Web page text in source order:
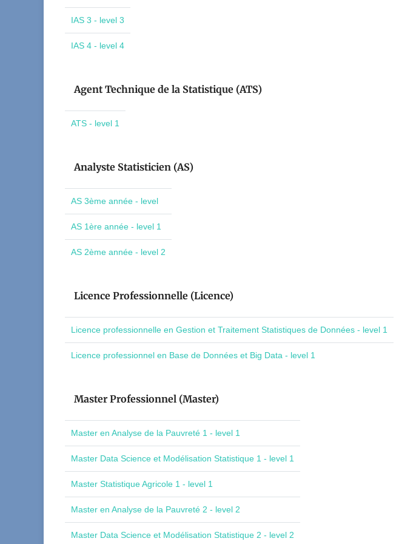
IAS 3 - level 3
IAS 4 - level 4
Agent Technique de la Statistique (ATS)
ATS - level 1
Analyste Statisticien (AS)
AS 3ème année - level
AS 1ère année - level 1
AS 2ème année - level 2
Licence Professionnelle (Licence)
Licence professionnelle en Gestion et Traitement Statistiques de Données - level 1
Licence professionnel en Base de Données et Big Data - level 1
Master Professionnel (Master)
Master en Analyse de la Pauvreté 1 - level 1
Master Data Science et Modélisation Statistique 1 - level 1
Master Statistique Agricole 1 - level 1
Master en Analyse de la Pauvreté 2 - level 2
Master Data Science et Modélisation Statistique 2 - level 2